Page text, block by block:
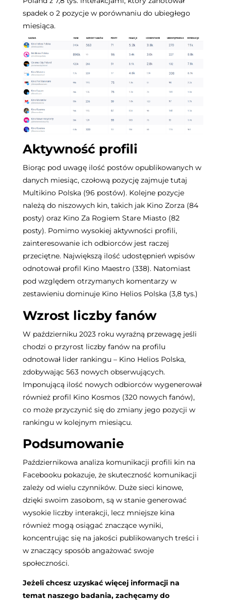
spadek o 2 pozycje w porównaniu do ubiegłego
miesiąca.
Aktywność profili
Biorąc pod uwagę ilość postów opublikowanych w
danych miesiąc, czołową pozycję zajmuje tutaj
Multikino Polska (96 postów). Kolejne pozycje
należą do niszowych kin, takich jak Kino Zorza (84
posty) oraz Kino Za Rogiem Stare Miasto (82
posty). Pomimo wysokiej aktywności profili,
zainteresowanie ich odbiorców jest raczej
przeciętne. Największą ilość udostępnień wpisów
odnotował profil Kino Maestro (338). Natomiast
pod względem otrzymanych komentarzy w
zestawieniu dominuje Kino Helios Polska (3,8 tys.)
Wzrost liczby fanów
W październiku 2023 roku wyraźną przewagę jeśli
chodzi o przyrost liczby fanów na profilu
odnotował lider rankingu – Kino Helios Polska,
zdobywając 563 nowych obserwujących.
Imponującą ilość nowych odbiorców wygenerował
również profil Kino Kosmos (320 nowych fanów),
co może przyczynić się do zmiany jego pozycji w
rankingu w kolejnym miesiącu.
Podsumowanie
Październikowa analiza komunikacji profili kin na
Facebooku pokazuje, że skuteczność komunikacji
zależy od wielu czynników. Duże sieci kinowe,
dzięki swoim zasobom, są w stanie generować
wysokie liczby interakcji, lecz mniejsze kina
również mogą osiągać znaczące wyniki,
koncentrując się na jakości publikowanych treści i
w znaczący sposób angażować swoje
społeczności.
Jeżeli chcesz uzyskać więcej informacji na
temat naszego badania, zachęcamy do